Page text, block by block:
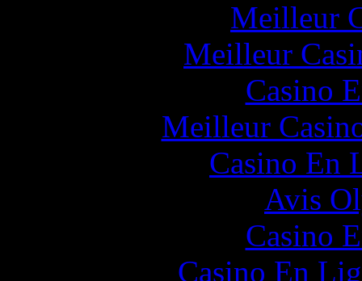
Meilleur
Meilleur
Casino
Meilleur
Casino En
Avis
Casino
Casino En